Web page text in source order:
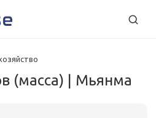
(масса) | Мьянма